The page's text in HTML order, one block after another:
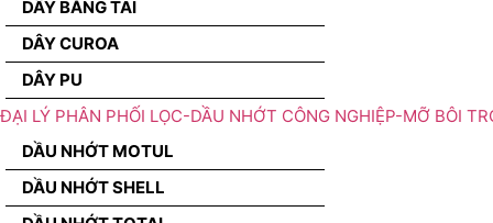
DÂY BĂNG TẢI
DÂY CUROA
DÂY PU
ĐẠI LÝ PHÂN PHỐI LỌC-DẦU NHỚT CÔNG NGHIỆP-MỠ BÔI
DẦU NHỚT MOTUL
DẦU NHỚT SHELL